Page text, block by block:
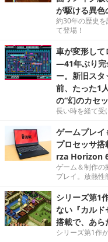
が駆ける異色
約30年の歴史
て登場！
車が変形して
―41年ぶり完
ー。新旧ス
前、たった1
の“幻のカセ
長い時を経て受
ゲームプレ
プロセッサ
rza Horizon
ゲーム＆制作の
プレイ。放熱性
シリーズ第1
ない『カルド
搭載で、あら
シリーズ第1作